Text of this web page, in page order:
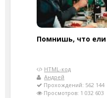
Помнишь, что ели
HTML-код
Андрей
Прохождений: 562 144
Просмотров: 1 032 603